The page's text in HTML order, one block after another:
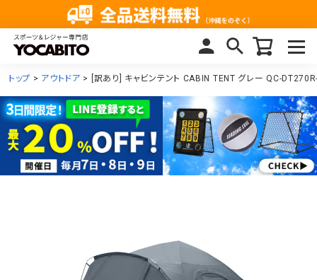
トップ アウトドア [訳あり] キャビンテント CABIN TENT グレー QC-